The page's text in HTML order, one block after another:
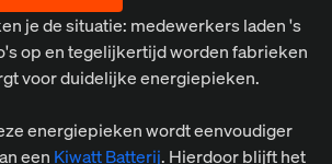
je de situatie: medewerkers laden 's
op en tegelijkertijd worden fabrieken
voor duidelijke energiepieken.
energiepieken wordt eenvoudiger
een Kiwatt Batterij. Hierdoor blijft het